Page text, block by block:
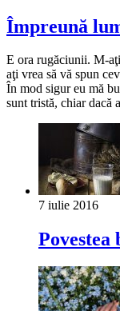
Împreună
E ora rugăciunii. M-
aţi vrea să vă spun
În mod sigur eu mă
sunt tristă, chiar
7 iulie 2016